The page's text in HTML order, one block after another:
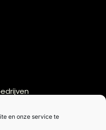
en onze service te